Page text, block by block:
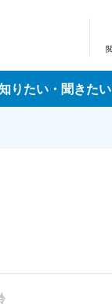
りたい・聞きたい